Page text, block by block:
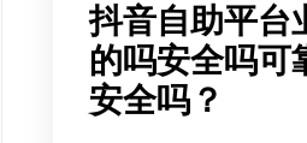
抖音自助平台
的吗安全吗可
安全吗？